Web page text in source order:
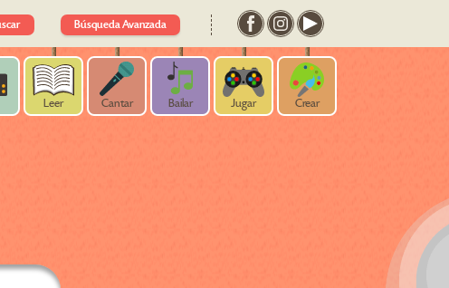
Búsqueda Avanzada
Leer Cantar Bailar Jugar Crear